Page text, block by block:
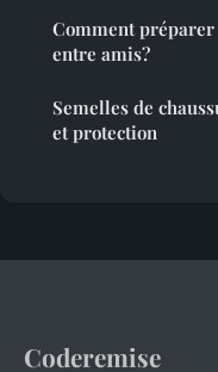
Comment
entre amis?
Semelles de
et protection
Coderemise